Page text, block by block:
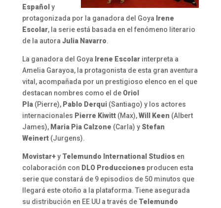
Español y
protagonizada por la ganadora del Goya Irene
Escolar, la serie está basada en el fenómeno literario
de la autora Julia Navarro.
La ganadora del Goya Irene Escolarinterpreta a
Amelia Garayoa, la protagonista de esta gran aventura
vital, acompañada por un prestigioso elenco en el que
destacan nombres como el de Oriol
Pla(Pierre), Pablo Derqui(Santiago) y los actores
internacionales Pierre Kiwitt(Max),Will Keen (Albert
James), Maria Pia Calzone (Carla) y Stefan
Weinert(Jurgens).
Movistar+y Telemundo International Studiosen
colaboración con DLO Produccionesproducen esta
serie que constará de 9 episodios de 50 minutos que
llegará este otoño a la plataforma. Tiene asegurada
su distribución en EE UU a través de Telemundo